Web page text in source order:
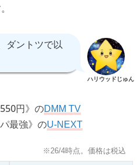
ダントツで以
ハリウッドじゅん
円》のDMM TV
最強》のU-NEXT
※26/4時点。価格は税込